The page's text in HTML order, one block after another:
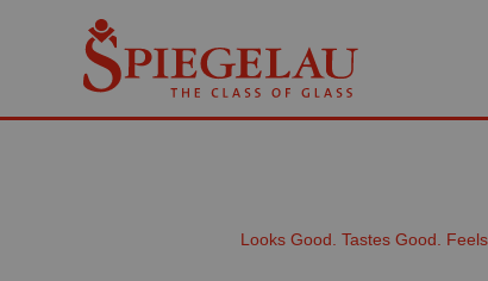
Looks Good. Tastes Good.